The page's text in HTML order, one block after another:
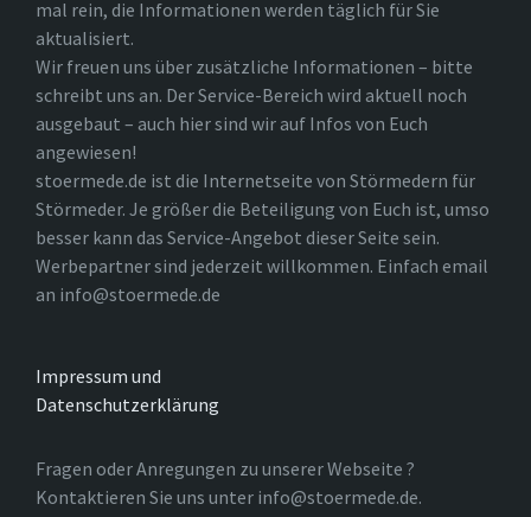
mal rein, die Informationen werden täglich für Sie
aktualisiert.
Wir freuen uns über zusätzliche Informationen – bitte
schreibt uns an. Der Service-Bereich wird aktuell noch
ausgebaut – auch hier sind wir auf Infos von Euch
angewiesen!
stoermede.de ist die Internetseite von Störmedern für
Störmeder. Je größer die Beteiligung von Euch ist, umso
besser kann das Service-Angebot dieser Seite sein.
Werbepartner sind jederzeit willkommen. Einfach email
an info@stoermede.de
Impressum und
Datenschutzerklärung
Fragen oder Anregungen zu unserer Webseite ?
Kontaktieren Sie uns unter info@stoermede.de.